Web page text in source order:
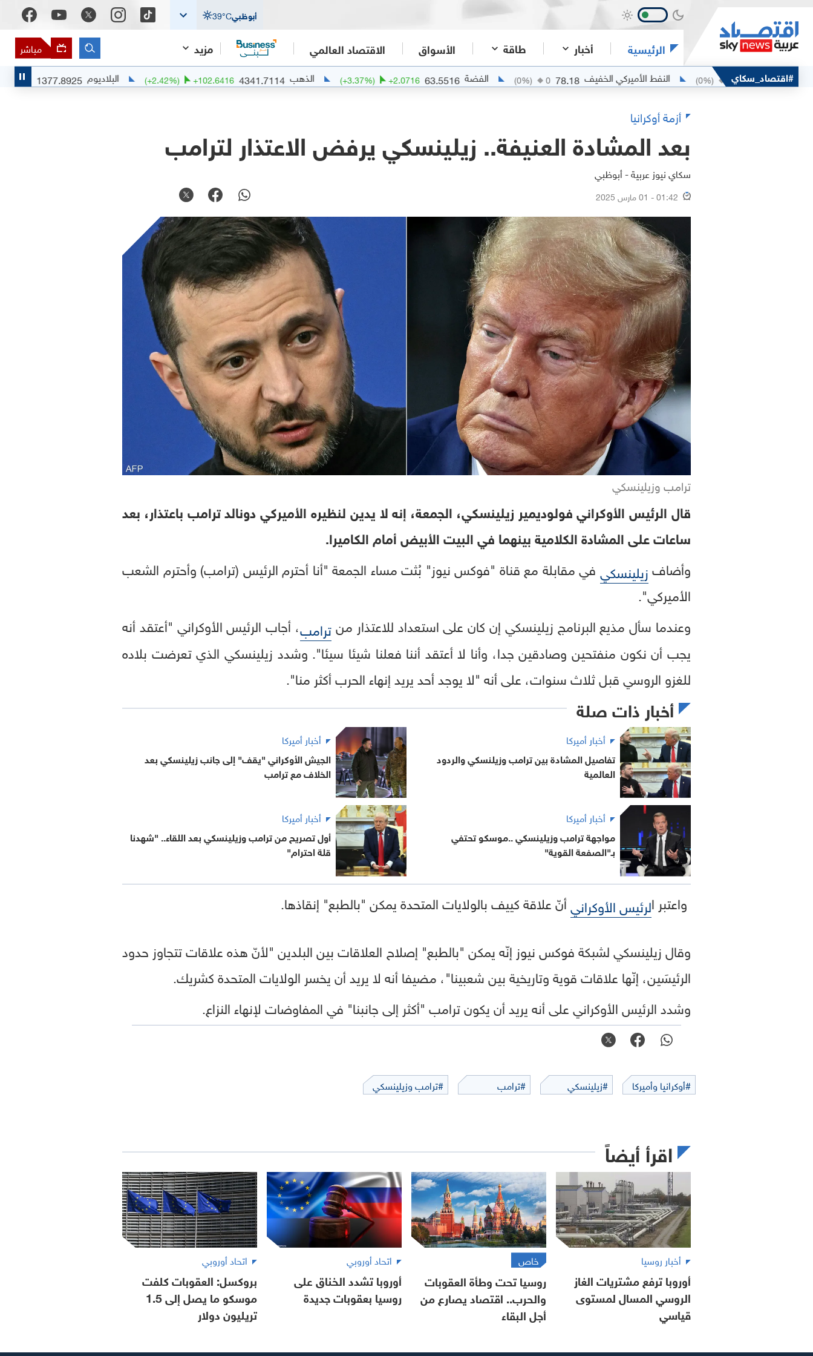
أبوظبي 39°C
الرئيسية أخبار طاقة الأسواق الاقتصاد العالمي مزيد مباشر
#اقتصاد_سكاي
80.25
0
(0%) النفط الأميركي الخفيف 78.18
0
( 0%) الفضة 63.5516
+2.0716
( +3.37%) الذهب 4341.7114
+102.6416
( +2.42%) البلاديوم 1377.8925
+6.9959
%)
أزمة أوكرانيا
بعد المشادة العنيفة.. زيلينسكي يرفض الاعتذار لترامب
سكاي نيوز عربية - أبوظبي
01:42 - 01 مارس 2025
ترامب وزيلينسكي
قال الرئيس الأوكراني فولوديمير زيلينسكي، الجمعة، إنه لا يدين لنظيره الأميركي دونالد ترامب باعتذار، بعد
ساعات على المشادة الكلامية بينهما في البيت الأبيض أمام الكاميرا.
وأضافزيلينسكي في مقابلة مع قناة "فوكس نيوز" بُثت مساء الجمعة "أنا أحترم الرئيس (ترامب) وأحترم الشعب
الأميركي".
وعندما سأل مذيع البرنامج زيلينسكي إن كان على استعداد للاعتذار منترامب، أجاب الرئيس الأوكراني "أعتقد أنه
يجب أن نكون منفتحين وصادقين جدا، وأنا لا أعتقد أننا فعلنا شيئا سيئا". وشدد زيلينسكي الذي تعرضت بلاده
للغزو الروسي قبل ثلاث سنوات، على أنه "لا يوجد أحد يريد إنهاء الحرب أكثر منا".
أخبار ذات صلة
أخبار أميركا
تفاصيل المشادة بين ترامب وزيلنسكي والردود
العالمية
أخبار أميركا
الجيش الأوكراني "يقف" إلى جانب زيلينسكي بعد
الخلاف مع ترامب
أخبار أميركا
مواجهة ترامب وزيلينسكي ..موسكو تحتفي
بـ"الصفعة القوية"
أخبار أميركا
أول تصريح من ترامب وزيلينسكي بعد اللقاء.. "شهدنا
قلة احترام"
واعتبر الرئيس الأوكرانيأنّ علاقة كييف بالولايات المتحدة يمكن "بالطبع" إنقاذها.
وقال زيلينسكي لشبكة فوكس نيوز إنّه يمكن "بالطبع" إصلاح العلاقات بين البلدين "لأنّ هذه علاقات تتجاوز حدود
الرئيسَين، إنّها علاقات قوية وتاريخية بين شعبينا"، مضيفا أنه لا يريد أن يخسر الولايات المتحدة كشريك.
وشدد الرئيس الأوكراني على أنه يريد أن يكون ترامب "أكثر إلى جانبنا" في المفاوضات لإنهاء النزاع.
#أوكرانيا وأميركا #زيلينسكي #ترامب #ترامب وزيلينسكي
اقرأ أيضاً
أخبار روسيا
أوروبا ترفع مشتريات الغاز
الروسي المسال لمستوى
قياسي
خاص
روسيا تحت وطأة العقوبات
والحرب.. اقتصاد يصارع من
أجل البقاء
اتحاد أوروبي
أوروبا تشدد الخناق على
روسيا بعقوبات جديدة
اتحاد أوروبي
بروكسل: العقوبات كلفت
موسكو ما يصل إلى 1.5
تريليون دولار